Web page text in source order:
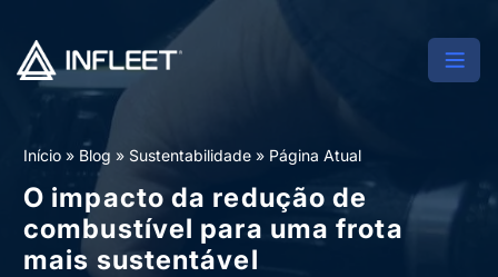
Início » Blog » Sustentabilidade » Página Atual
O impacto da redução de
combustível para uma frota
mais sustentável